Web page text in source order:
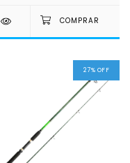
27% OFF